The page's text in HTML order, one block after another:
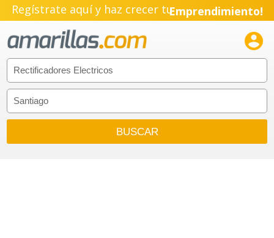
Regístrate aquí y haz crecer tuEmprendimiento!
